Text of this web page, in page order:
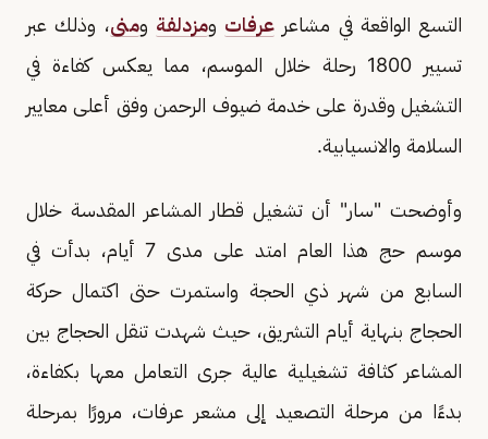
التسع الواقعة في مشاعر عرفات ومزدلفة ومنى، وذلك عبر
تسيير 1800 رحلة خلال الموسم، مما يعكس كفاءة في
التشغيل وقدرة على خدمة ضيوف الرحمن وفق أعلى معايير
السلامة والانسيابية.
وأوضحت "سار" أن تشغيل قطار المشاعر المقدسة خلال
موسم حج هذا العام امتد على مدى 7 أيام، بدأت في
السابع من شهر ذي الحجة واستمرت حتى اكتمال حركة
الحجاج بنهاية أيام التشريق، حيث شهدت تنقل الحجاج بين
المشاعر كثافة تشغيلية عالية جرى التعامل معها بكفاءة،
بدءًا من مرحلة التصعيد إلى مشعر عرفات، مرورًا بمرحلة